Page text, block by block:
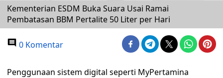
Kementerian ESDM Buka Suara Usai Ramai
Pembatasan BBM Pertalite 50 Liter per Hari
0 Komentar
Penggunaan sistem digital seperti MyPertamina